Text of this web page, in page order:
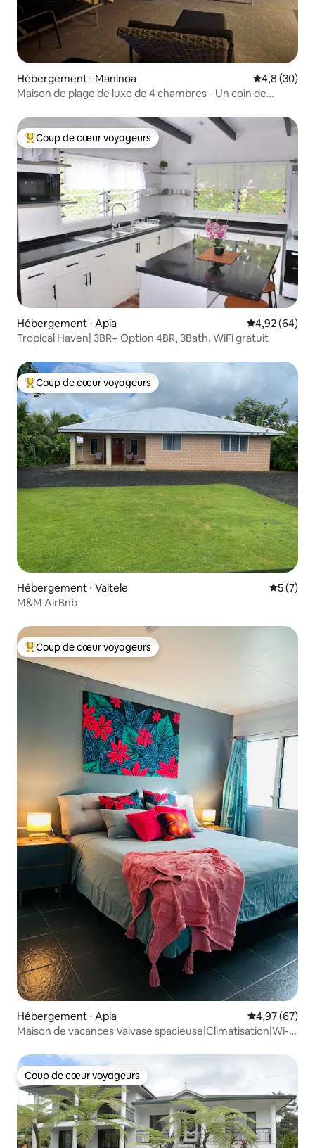
Hébergement ⋅ Maninoa Évaluation
4,8 (30)
Maison de plage de luxe de 4 chambres - Un coin de
Coups de cœur voyageurs les plus appréciés
Coup de cœur voyageurs
Hébergement ⋅ Apia Évaluation
4,92 (64)
Tropical Haven| 3BR+ Option 4BR, 3Bath, WiFi gratuit
Coups de cœur voyageurs les plus appréciés
Coup de cœur voyageurs
Hébergement ⋅ Vaitele
5 (7)
M&M AirBnb
Coups de cœur voyageurs les plus appréciés
Coup de cœur voyageurs
Hébergement ⋅ Apia Évaluation
4,97 (67)
Maison de vacances Vaivase spacieuse|Climatisation|Wi-Fi
Coup de cœur voyageurs
Coup de cœur voyageurs